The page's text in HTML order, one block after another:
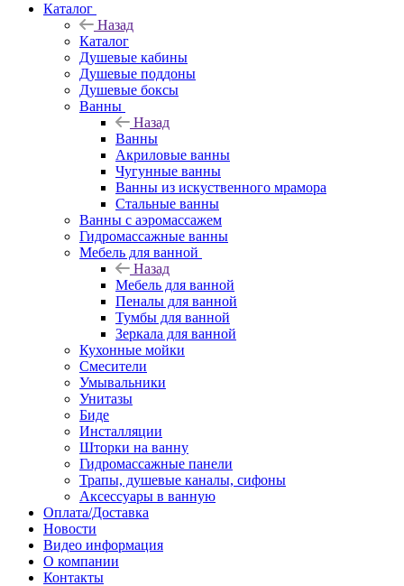
Каталог
Назад
Каталог
Душевые кабины
Душевые поддоны
Душевые боксы
Ванны
Назад
Ванны
Акриловые ванны
Чугунные ванны
Ванны из искуственного мрамора
Стальные ванны
Ванны с аэромассажем
Гидромассажные ванны
Мебель для ванной
Назад
Мебель для ванной
Пеналы для ванной
Тумбы для ванной
Зеркала для ванной
Кухонные мойки
Смесители
Умывальники
Унитазы
Биде
Инсталляции
Шторки на ванну
Гидромассажные панели
Трапы, душевые каналы, сифоны
Аксессуары в ванную
Оплата/Доставка
Новости
Видео информация
О компании
Контакты